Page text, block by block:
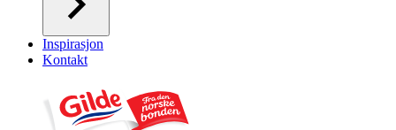
Inspirasjon
Kontakt